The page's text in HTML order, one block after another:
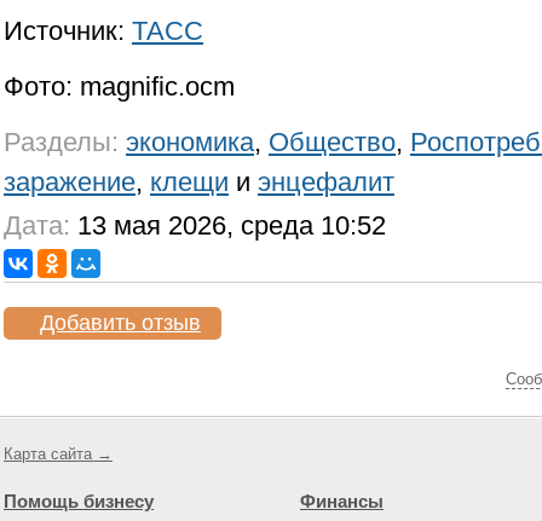
Источник: ТАСС
Фото: magnific.ocm
Разделы: экономика, Общество,
заражение, клещи и энцефалит
Дата: 13 мая 2026, среда 10:52
Добавить отзыв
Карта сайта →
Помощь бизнесу Финансы